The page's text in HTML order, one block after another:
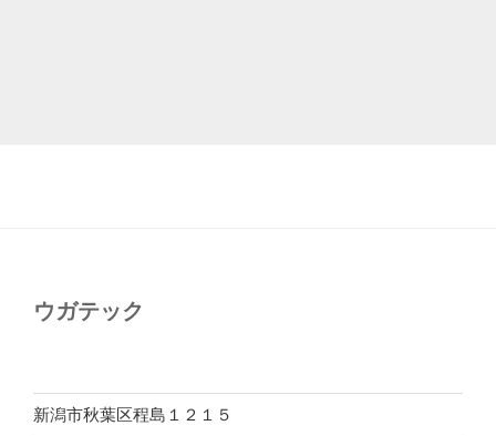
ウガテック
新潟市秋葉区程島１２１５